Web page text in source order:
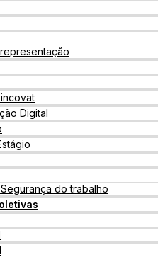
Digital
do trabalho